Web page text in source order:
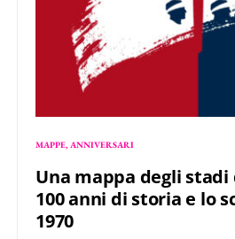
MAPPE ANNIVERSARI
Una mappa degli stadi
100 anni di storia e lo
1970